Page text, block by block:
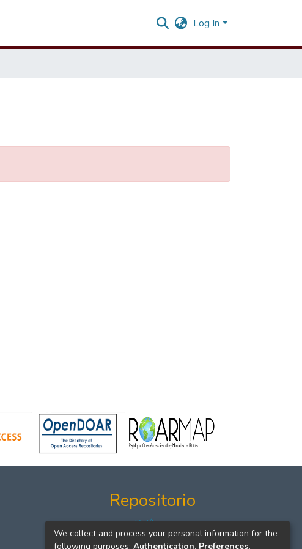
Log In
Repositorio
Políticas
Formatos
We collect and process your personal information for the
following purposes: Authentication, Preferences,